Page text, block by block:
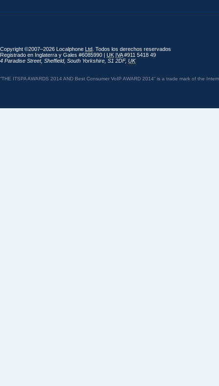
Copyright ©2007–2026 Localphone Ltd . Todos los derechos reservados
Registrado en Inglaterra y Gales #6085990 | UK IVA#911 5418 49
4 Paradise Street, Sheffield, South Yorkshire S1 2DF, UK
“THE ITSPA AWARDS 2014 AND Best Consumer VoIP AWARD 2014” is a trade mark of the